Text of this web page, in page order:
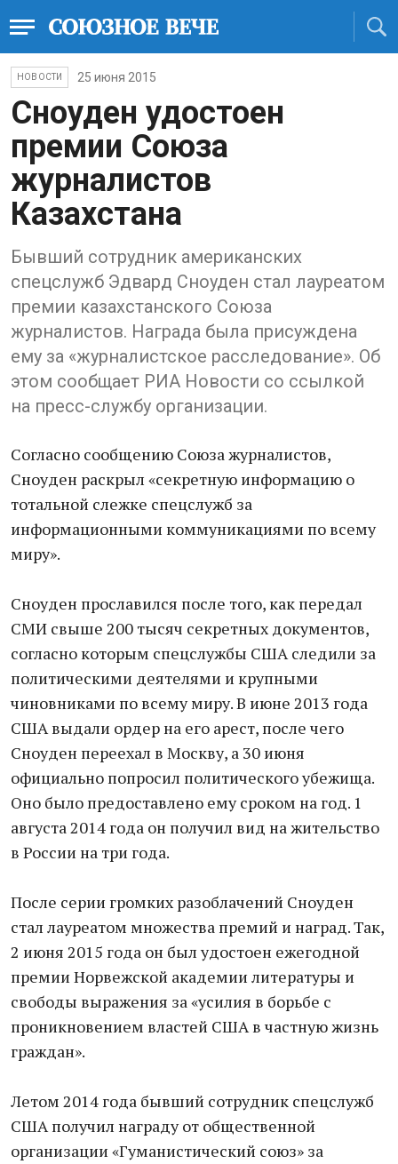
НОВОСТИ 25 июня 2015
Сноуден удостоен
премии Союза
журналистов
Казахстана
Бывший сотрудник американских
спецслужб Эдвард Сноуден стал лауреатом
премии казахстанского Союза
журналистов. Награда была присуждена
ему за «журналистское расследование». Об
этом сообщает РИА Новости со ссылкой
на пресс-службу организации.
Согласно сообщению Союза журналистов,
Сноуден раскрыл «секретную информацию о
тотальной слежке спецслужб за
информационными коммуникациями по всему
миру».
Сноуден прославился после того, как передал
СМИ свыше 200 тысяч секретных документов,
согласно которым спецслужбы США следили за
политическими деятелями и крупными
чиновниками по всему миру. В июне 2013 года
США выдали ордер на его арест, после чего
Сноуден переехал в Москву, а 30 июня
официально попросил политического убежища.
Оно было предоставлено ему сроком на год. 1
августа 2014 года он получил вид на жительство
в России на три года.
После серии громких разоблачений Сноуден
стал лауреатом множества премий и наград. Так,
2 июня 2015 года он был удостоен ежегодной
премии Норвежской академии литературы и
свободы выражения за «усилия в борьбе с
проникновением властей США в частную жизнь
граждан».
Летом 2014 года бывший сотрудник спецслужб
США получил награду от общественной
организации «Гуманистический союз» за